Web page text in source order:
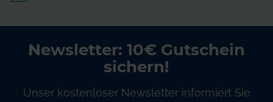
Newsletter: 10€ Gutschein
sichern!
Unser kostenloser Newsletter informiert Sie